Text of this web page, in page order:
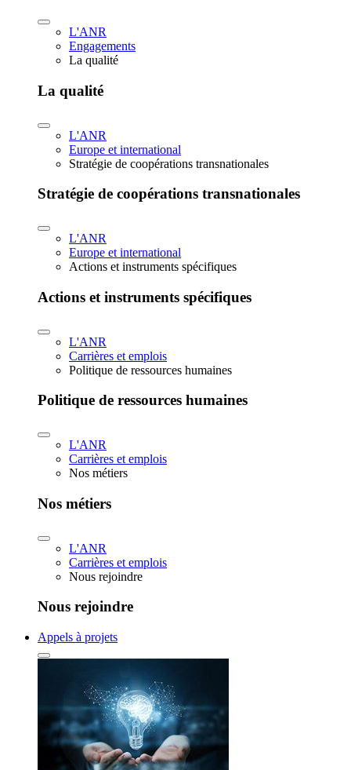
L'ANR
Engagements
La qualité
La qualité
L'ANR
Europe et international
Stratégie de coopérations transnationales
Stratégie de coopérations transnationales
L'ANR
Europe et international
Actions et instruments spécifiques
Actions et instruments spécifiques
L'ANR
Carrières et emplois
Politique de ressources humaines
Politique de ressources humaines
L'ANR
Carrières et emplois
Nos métiers
Nos métiers
L'ANR
Carrières et emplois
Nous rejoindre
Nous rejoindre
Appels à projets